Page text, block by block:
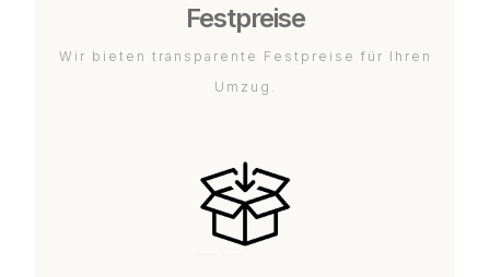
Festpreise
Wir bieten transparente Festpreise für Ihren
Umzug.